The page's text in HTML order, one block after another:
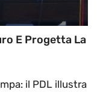
E Progetta La
il PDL illustra